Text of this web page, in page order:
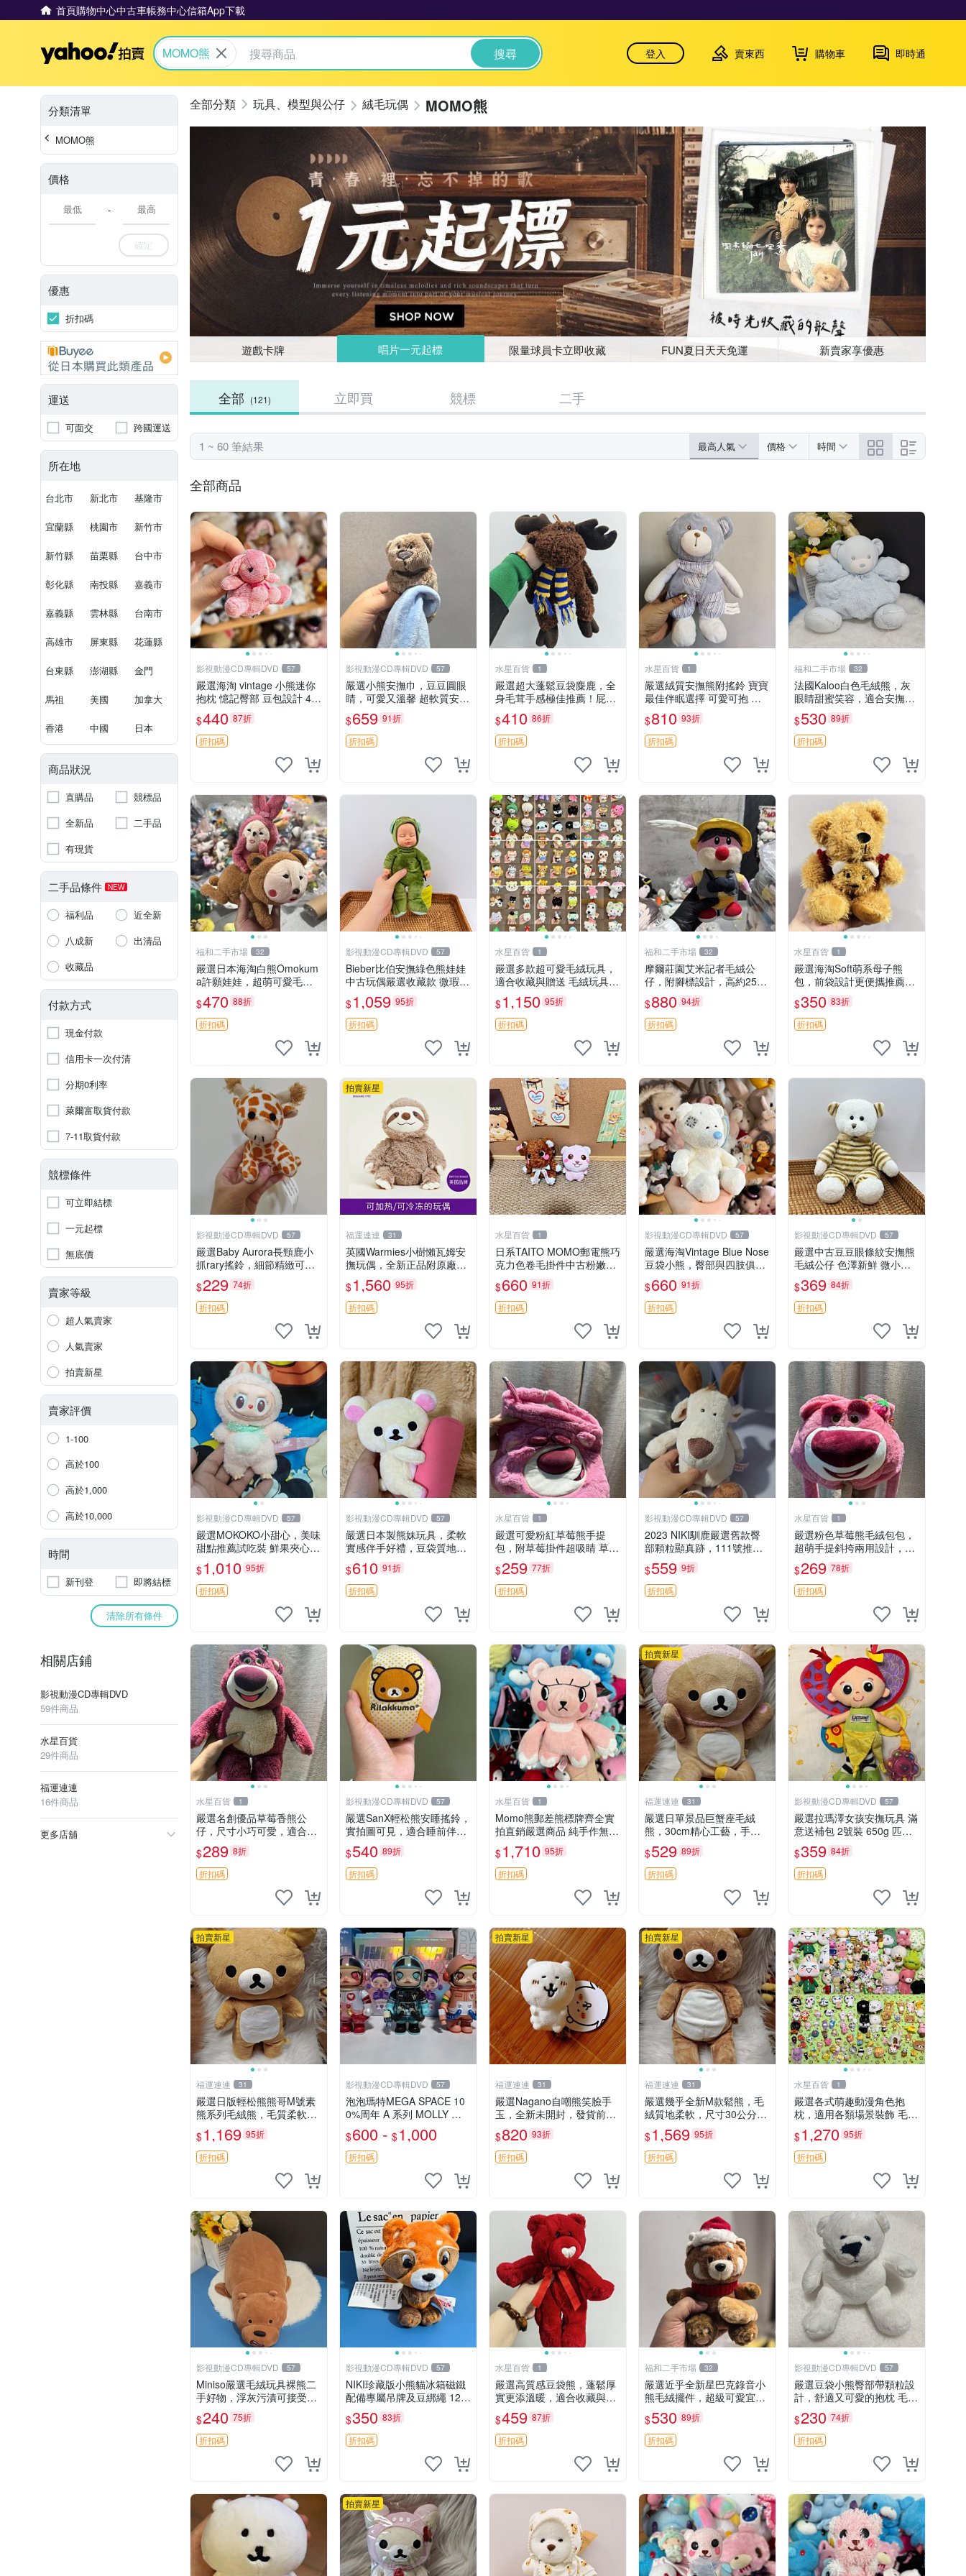
首頁購物中心中古車帳務中心信箱App下載
Yahoo拍賣
MOMO熊 搜尋 登入 賣東西 購物車 即時通
分類清單
MOMO熊
價格
-
確定
優惠
折扣碼
運送
可面交 跨國運送
所在地
台北市 新北市 基隆市
宜蘭縣 桃園市 新竹市
新竹縣 苗栗縣 台中市
彰化縣 南投縣 嘉義市
嘉義縣 雲林縣 台南市
高雄市 屏東縣 花蓮縣
台東縣 澎湖縣 金門
馬祖 美國 加拿大
香港 中國 日本
商品狀況
直購品
競標品
全新品
二手品
有現貨
二手品條件 NEW
福利品
近全新
八成新
出清品
收藏品
付款方式
現金付款
信用卡一次付清
分期0利率
萊爾富取貨付款
7-11取貨付款
競標條件
可立即結標
一元起標
無底價
賣家等級
超人氣賣家
人氣賣家
拍賣新星
賣家評價
1-100
高於100
高於1,000
高於10,000
時間
新刊登 即將結標
清除所有條件
相關店鋪
影視動漫CD專輯DVD
59件商品
水星百貨
29件商品
福運連連
16件商品
更多店舖
玩具、模型與公仔 絨毛玩偶 MOMO熊
遊戲卡牌 唱片一元起標 限量球員卡立即收藏 FUN夏日天天免運 新賣家享優惠
全部 (121) 立即買 競標 二手
1 ~ 60 筆結果 最高人氣 價格 時間
全部商品
影視動漫CD專輯DVD 57
嚴選海淘 vintage 小熊迷你
抱枕 憶記臀部 豆包設計 4c
m 高 推薦收藏 迷你豆包小
熊、高臀部、豆袋抱枕
$440 87折
折扣碼
影視動漫CD專輯DVD 57
嚴選小熊安撫巾，豆豆圓眼
睛，可愛又溫馨 超軟質安撫
巾，豆豆設計，哄睡好幫手
約克豆豆眼安撫巾 數碼豆豆
眼
$659 91折
折扣碼
水星百貨 1
嚴選超大蓬鬆豆袋麋鹿，全
身毛茸手感極佳推薦！屁股
與四肢填充均勻，適合收藏
與孩童共賞。 麋鹿 豆袋 毛
茸玩具
$410 86折
折扣碼
水星百貨 1
嚴選絨質安撫熊附搖鈴 寶寶
最佳伴眠選擇 可愛可抱 絨
毛玩具 安撫熊 嬰兒用
$810 93折
折扣碼
福和二手市場 32
法國Kaloo白色毛絨熊，灰
眼睛甜蜜笑容，適合安撫逗
趣可愛，柔軟面料手感佳。
14 白色安撫熊 毛絨玩具 寶
寶逗樂具
$530 89折
折扣碼
福和二手市場 32
嚴選日本海淘白熊Omokum
a許願娃娃，超萌可愛毛絨
公仔推薦收藏 白熊 Omoku
ma 毛絨玩具 偽裝娃娃 玩具
擺飾
$470 88折
折扣碼
影視動漫CD專輯DVD 57
Bieber比伯安撫綠色熊娃娃
中古玩偶嚴選收藏款 微瑕輕
度使用 Bieber綠熊娃娃 中
古玩偶 微瑕
$1,059 95折
折扣碼
水星百貨 1
嚴選多款超可愛毛絨玩具，
適合收藏與贈送 毛絨玩具、
抱枕、公仔
$1,150 95折
折扣碼
福和二手市場 32
摩爾莊園艾米記者毛絨公
仔，附腳標設計，高約25公
分，全新未拆封，限量珍
藏。艾米記者 毛絨公仔 超
萌玩偶
$880 94折
折扣碼
水星百貨 1
嚴選海淘Soft萌系母子熊
包，前袋設計更便攜推薦收
藏 母子熊 軟綿綿 包包
$350 83折
折扣碼
影視動漫CD專輯DVD 57
嚴選Baby Aurora長頸鹿小
抓rary搖鈴，細節精緻可聆
聽清脆鈴音 軟萌可愛 定制
紀念 金屬搖鈴 新手媽咪推
薦 長頸鹿 抓rary 搖鈴
$229 74折
折扣碼
拍賣新星
福運連連 31
英國Warmies小樹懶瓦姆安
撫玩偶，全新正品附原廠吊
牌與防塵袋，內藏薰衣草可
加熱，適合各個年齡層，冷
暖兩用享受抱抱樂趣，不容
錯過嚴選好物 溫暖 冷感
$1,560 95折
折扣碼
水星百貨 1
日系TAITO MOMO郵電熊巧
克力色卷毛掛件中古粉嫩玩
偶微瑕推薦 postpet momo
郵電熊 中古玩偶
$660 91折
折扣碼
影視動漫CD專輯DVD 57
嚴選海淘Vintage Blue Nose
豆袋小熊，臀部與四肢俱
全，坐高11公分，附原盒與
吊牌收藏。藍鼻子小熊，值
得擁有 玩具 憶熊
$660 91折
折扣碼
影視動漫CD專輯DVD 57
嚴選中古豆豆眼條紋安撫熊
毛絨公仔 色澤新鮮 微小瑕
疵可收藏 中古 安撫熊 條紋
公仔
$369 84折
折扣碼
影視動漫CD專輯DVD 57
嚴選MOKOKO小甜心，美味
甜點推薦試吃裝 鮮果夾心糖
果，甜蜜滋味享不停 薄荷草
莓 奶油心 60粒 mini小甜心
糖果，水果味夾心零食裝 心
形糖果 60
$1,010 95折
折扣碼
影視動漫CD專輯DVD 57
嚴選日本製熊妹玩具，柔軟
實感伴手好禮，豆袋質地手
感佳，抱枕小熊 recom 推薦
白色豆袋 玩具
$610 91折
折扣碼
水星百貨 1
嚴選可愛粉紅草莓熊手提
包，附草莓掛件超吸睛 草莓
熊手提包 草莓掛件 可愛port
unese
$259 77折
折扣碼
影視動漫CD專輯DVD 57
2023 NIKI馴鹿嚴選舊款臀
部顆粒顯真跡，111號推薦
珍藏品 馴鹿 舊款 尾巴顆粒
$559 9折
折扣碼
水星百貨 1
嚴選粉色草莓熊毛絨包包，
超萌手提斜挎兩用設計，成
色上佳容量大 粉紅草莓 毛
絨包 超大容量
$269 78折
折扣碼
水星百貨 1
嚴選名創優品草莓香熊公
仔，尺寸小巧可愛，適合收
藏賞玩 30cm 玩具 公仔 草
莓熊
$289 8折
折扣碼
影視動漫CD專輯DVD 57
嚴選SanX輕松熊安睡搖鈴，
實拍圖可見，適合睡前伴
侶， Picks安撫好物 0325
懸吊 電腦
$540 89折
折扣碼
水星百貨 1
Momo熊郵差熊標牌齊全實
拍直銷嚴選商品 純手作無修
圖可收藏 郵差熊 Momo熊
標牌 商品
$1,710 95折
折扣碼
拍賣新星
福運連連 31
嚴選日單景品巨蟹座毛絨
熊，30cm精心工藝，手感
軟糯推薦收藏送人 巨蟹座
毛絨玩具 精緻做工
$529 89折
折扣碼
影視動漫CD專輯DVD 57
嚴選拉瑪澤女孩安撫玩具 滿
意送補包 2號裝 650g 匹配
嬰幼童舒壓好伴侶 女孩專用
安心選擇 安撫玩偶 衝包 玩
具
$359 84折
折扣碼
拍賣新星
福運連連 31
嚴選日版輕松熊熊哥M號素
熊系列毛絨熊，毛質柔軟，
精緻可愛，尺寸35cm，保
存狀態優異。收藏或贈送皆
為佳選。 中古 毛絨熊 毛玩
偶
$1,169 95折
折扣碼
影視動漫CD專輯DVD 57
泡泡瑪特MEGA SPACE 10
0%周年 A 系列 MOLLY 權
威隱藏款 嚴選薄荷巧克力色
80年代風味 權威推薦 合適
收藏
$600 - $1,000
折扣碼
拍賣新星
福運連連 31
嚴選Nagano自嘲熊笑臉手
玉，全新未開封，發貨前視
頻確認，海南 廣西 貴州 嚴
選Nagano自嘲熊笑臉手
玉，全新未開封，發貨前視
頻確認，四川 重慶 內
$820 93折
折扣碼
拍賣新星
福運連連 31
嚴選幾乎全新M款鬆熊，毛
絨質地柔軟，尺寸30公分，
做工精緻可愛，適合收藏或
贈送親友。中古使用痕跡，
手感依然優良。 鬆熊 嬰熊
毛玩偶
$1,569 95折
折扣碼
水星百貨 1
嚴選各式萌趣動漫角色抱
枕，適用各類場景裝飾 毛絨
玩具、卡通抱枕、趣味玩偶
$1,270 95折
折扣碼
影視動漫CD專輯DVD 57
Miniso嚴選毛絨玩具裸熊二
手好物，浮灰污漬可接受。
請詳閱照片再下單，售出不
退不換。全新品相收藏推
薦。 裸熊 毛絨玩具 收藏
$240 75折
折扣碼
影視動漫CD專輯DVD 57
NIKI珍藏版小熊貓冰箱磁鐵
配備專屬吊牌及豆綁繩 12c
m 廢品嚴選 好評推薦 小熊
貓冰箱貼 磁鐵掛件 冰箱飾
品
$350 83折
折扣碼
水星百貨 1
嚴選高質感豆袋熊，蓬鬆厚
實更添溫暖，適合收藏與休
憩。前胸填充飽滿，背部亦
具優雅設計。 豆袋熊 保暖
溫柔 蓬松
$459 87折
折扣碼
福和二手市場 32
嚴選近乎全新星巴克錄音小
熊毛絨擺件，超級可愛宜贈
送掛飾 錄音小熊 毛絨擺件
贈品
$530 89折
折扣碼
影視動漫CD專輯DVD 57
嚴選豆袋小熊臀部帶顆粒設
計，舒適又可愛的抱枕 毛絨
抱枕、臀部按摩、坐墊
$230 74折
折扣碼
拍賣新星